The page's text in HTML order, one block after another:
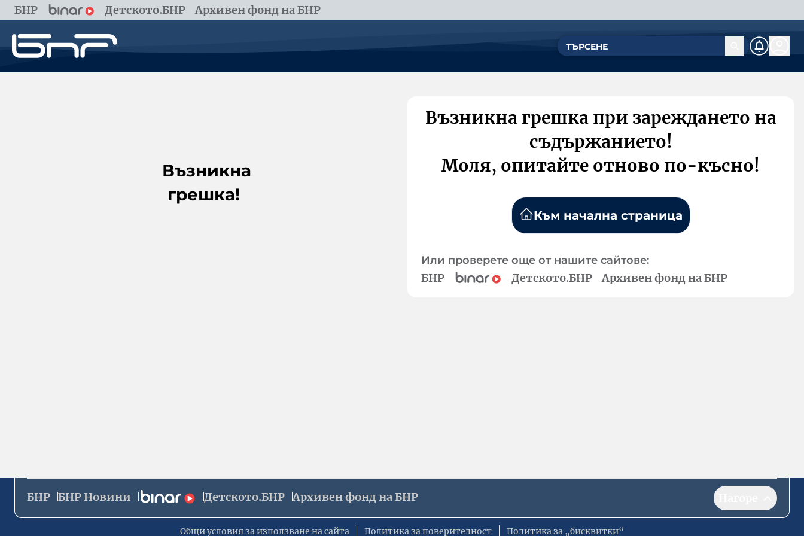
БНР Детското.БНР Архивен фонд на БНР
Възникна
грешка!
Възникна грешка при зареждането на
съдържанието!
Моля, опитайте отново по-късно!
Към начална страница
Или проверете още от нашите сайтове:
БНР Детското.БНР Архивен фонд на БНР
БНР БНР Новини Детското.БНР Архивен фонд на БНР
Общи условия за използване на сайта Политика за поверителност Политика за „бисквитки“